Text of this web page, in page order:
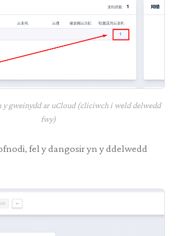
y gweinydd ar uCloud (cliciwch i weld delwedd
fwy)
fel y dangosir yn y ddelwedd